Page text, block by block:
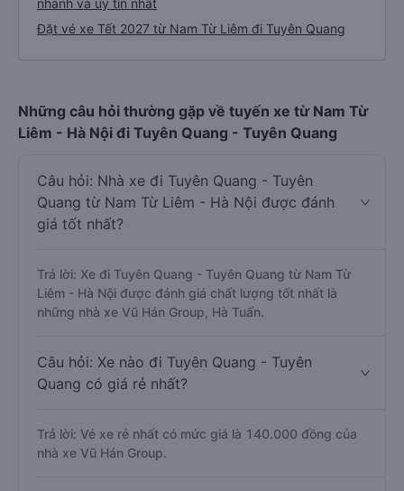
nhanh và uy tín nhất
Đặt vé xe Tết 2027 từ Nam Từ Liêm đi Tuyên Quang
Những câu hỏi thường gặp về tuyến xe từ Nam Từ
Liêm - Hà Nội đi Tuyên Quang - Tuyên Quang
Câu hỏi: Nhà xe đi Tuyên Quang - Tuyên
Quang từ Nam Từ Liêm - Hà Nội được đánh
giá tốt nhất?
Trả lời: Xe đi Tuyên Quang - Tuyên Quang từ Nam Từ
Liêm - Hà Nội được đánh giá chất lượng tốt nhất là
những nhà xe Vũ Hán Group, Hà Tuấn.
Câu hỏi: Xe nào đi Tuyên Quang - Tuyên
Quang có giá rẻ nhất?
Trả lời: Vé xe rẻ nhất có mức giá là 140.000 đồng của
nhà xe Vũ Hán Group.